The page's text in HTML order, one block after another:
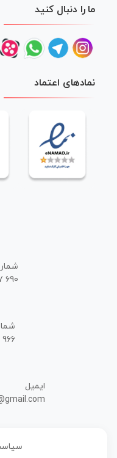
ما را دنبال کنید
نمادهای اعتماد
690
ایمیل